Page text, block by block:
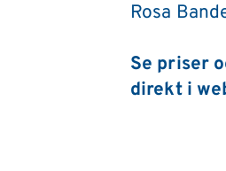
Rosa
Se priser
direkt i